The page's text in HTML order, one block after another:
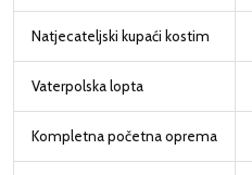
Natjecateljski kupaći kostim
Vaterpolska lopta
Kompletna početna oprema